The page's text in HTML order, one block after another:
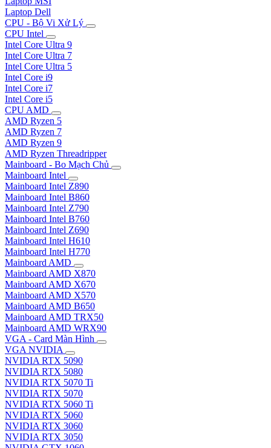
Laptop Dell
CPU - Bộ Vi Xử Lý
CPU Intel
Intel Core Ultra 9
Intel Core Ultra 7
Intel Core Ultra 5
Intel Core i9
Intel Core i7
Intel Core i5
CPU AMD
AMD Ryzen 5
AMD Ryzen 7
AMD Ryzen 9
AMD Ryzen Threadripper
Mainboard - Bo Mạch Chủ
Mainboard Intel
Mainboard Intel Z890
Mainboard Intel B860
Mainboard Intel Z790
Mainboard Intel B760
Mainboard Intel Z690
Mainboard Intel H610
Mainboard Intel H770
Mainboard AMD
Mainboard AMD X870
Mainboard AMD X670
Mainboard AMD X570
Mainboard AMD B650
Mainboard AMD TRX50
Mainboard AMD WRX90
VGA - Card Màn Hình
VGA NVIDIA
NVIDIA RTX 5090
NVIDIA RTX 5080
NVIDIA RTX 5070 Ti
NVIDIA RTX 5070
NVIDIA RTX 5060 Ti
NVIDIA RTX 5060
NVIDIA RTX 3060
NVIDIA RTX 3050